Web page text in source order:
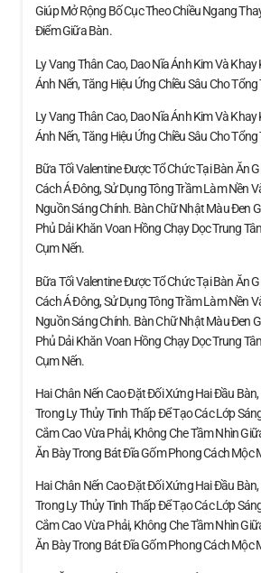
Giúp Mở Rộng Bố Cục Theo Chiều Ngang
Điểm Giữa Bàn.
Ly Vang Thân Cao, Dao Nĩa Ánh Kim Và
Ánh Nến, Tăng Hiệu Ứng Chiều Sâu Cho Tổng
Ly Vang Thân Cao, Dao Nĩa Ánh Kim Và
Ánh Nến, Tăng Hiệu Ứng Chiều Sâu Cho Tổng
Bữa Tối Valentine Được Tổ Chức Tại Bàn Ăn
Cách Á Đông, Sử Dụng Tông Trầm Làm Nền
Nguồn Sáng Chính. Bàn Chữ Nhật Màu Đen
Phủ Dải Khăn Voan Hồng Chạy Dọc Trung
Cụm Nến.
Bữa Tối Valentine Được Tổ Chức Tại Bàn Ăn
Cách Á Đông, Sử Dụng Tông Trầm Làm Nền
Nguồn Sáng Chính. Bàn Chữ Nhật Màu Đen
Phủ Dải Khăn Voan Hồng Chạy Dọc Trung
Cụm Nến.
Hai Chân Nến Cao Đặt Đối Xứng Hai Đầu
Trong Ly Thủy Tinh Thấp Để Tạo Các Lớp
Cắm Cao Vừa Phải, Không Che Tầm Nhìn
Ăn Bày Trong Bát Đĩa Gốm Phong Cách Mộc
Hai Chân Nến Cao Đặt Đối Xứng Hai Đầu
Trong Ly Thủy Tinh Thấp Để Tạo Các Lớp
Cắm Cao Vừa Phải, Không Che Tầm Nhìn
Ăn Bày Trong Bát Đĩa Gốm Phong Cách Mộc